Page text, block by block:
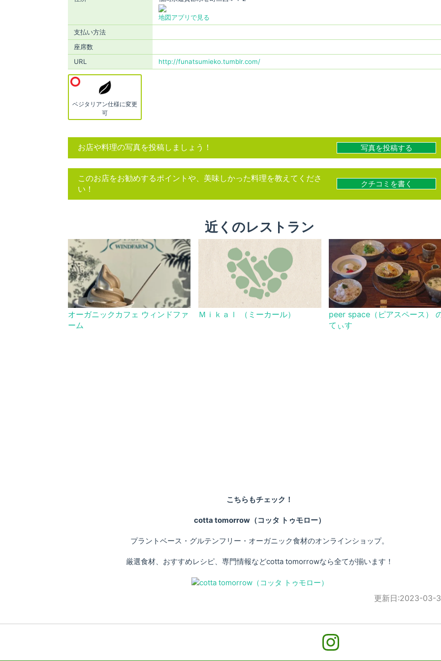
地図アプリで見る
支払い方法
座席数
URL
http://funatsumieko.tumblr.com/
ベジタリアン仕様に変更
可
お店や料理の写真を投稿しましょう！ 写真を投稿する
このお店をお勧めするポイントや、美味しかった料理を教えてくださ
い！
クチコミを書く
近くのレストラン
オーガニックカフェ ウィンドファ
ーム
Ｍｉｋａｌ （ミーカール）
peer space（ピアスペース）
てぃす
こちらもチェック！
cotta tomorrow（コッタ トゥモロー）
プラントベース・グルテンフリー・オーガニック食材のオンラインショップ。
厳選食材、おすすめレシピ、専門情報などcotta tomorrowなら全てが揃います！
更新日:2023-03-